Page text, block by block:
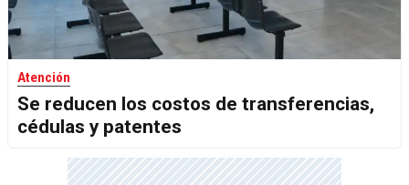
Atención
Se reducen los costos de transferencias,
cédulas y patentes